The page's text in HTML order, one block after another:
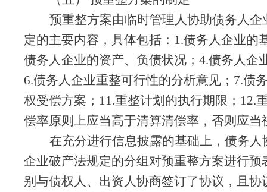
预重整方案由临时管理人协助债务人企
定的主要内容，具体包括： 1.债务人企业的
债务人企业的资产、负债状况； 4.债务人企
6.债务人企业重整可行性的分析意见； 7.债
权受偿方案；11.重整计划的执行期限；12.
偿率原则上应当高于清算清偿率，否则应当
在充分进行信息披露的基础上，债务
企业破产法规定的分组对预重整方案进行
别与债权人、出资人协商签订了协议，且